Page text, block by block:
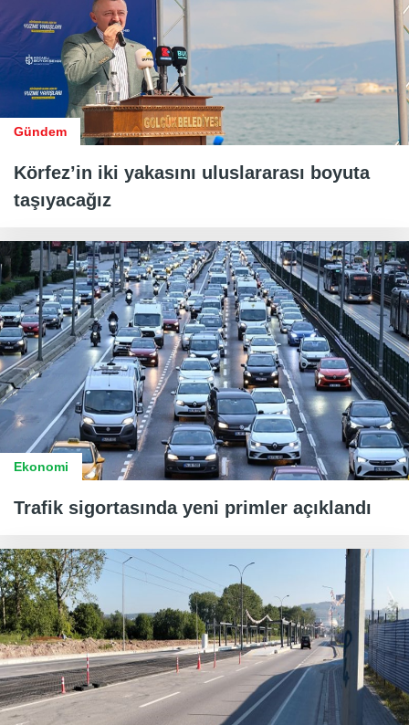
Gündem
Körfez’in iki yakasını uluslararası boyuta
taşıyacağız
Ekonomi
Trafik sigortasında yeni primler açıklandı